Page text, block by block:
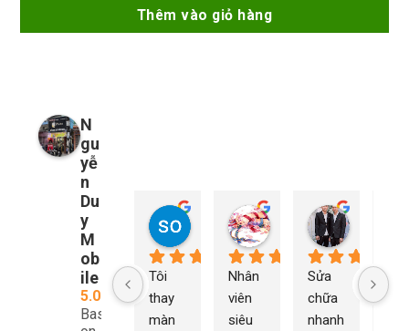
Thêm vào giỏ hàng
N
gu
yễ
n
Du
y
M
ob
ile
5.0
Based
so young
2 năm trước
Tôi
thay
màn
My Nguyễn
2 năm trước
Nhân
viên
siêu
Sửa
chữa
nhanh
n